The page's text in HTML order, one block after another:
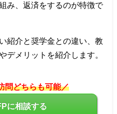
み、返済をするのが特徴で
紹介と奨学金との違い、教
デメリットを紹介します。
問どちらも可能／
に相談する